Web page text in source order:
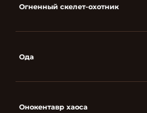
Огненный скелет-охотник
Ода
Онокентавр хаоса